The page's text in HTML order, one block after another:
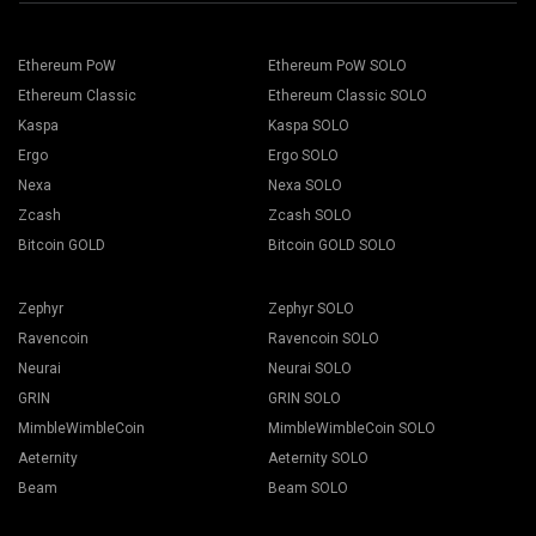
เลือก กระเป๋าเงิน เหรียญ และนักขุด จากรายการแบบเลื่อนลง
เซิร์ฟเวอร์ที่ใกล้ที่สุดกับคุณ ตำแหน่งเริ่มต้นสำหรับยุโรปคือ EU
เลือกซอฟต์แวร์การขุดที่เหมาะสม พบซอฟต์แวร์การขุดที่แนะนำ
Ethereum PoW
Ethereum Classic
Kaspa
Ergo
Nexa
Zcash
Bitcoin GOLD
Ethereum PoW SOLO
Ethereum Classic SOLO
Kaspa SOLO
Ergo SOLO
Nexa SOLO
Zcash SOLO
Bitcoin GOLD SOLO
Zephyr
Ravencoin
Neurai
GRIN
MimbleWimbleCoin
Aeternity
Beam
Zephyr SOLO
Ravencoin SOLO
Neurai SOLO
GRIN SOLO
MimbleWimbleCoin SOLO
Aeternity SOLO
Beam SOLO